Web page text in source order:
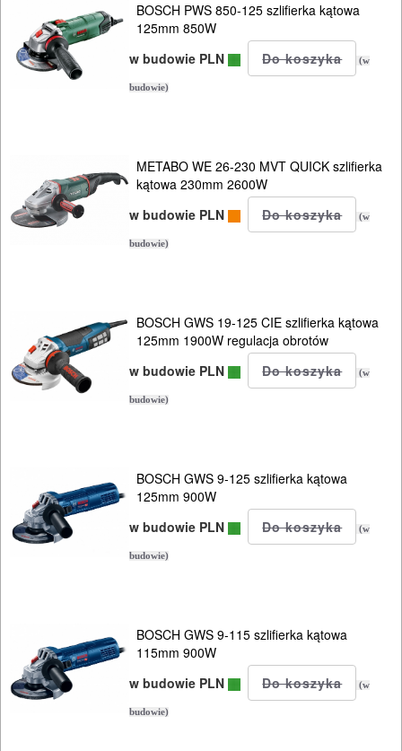
RĘCZNE
NARZĘDZIA
NARZĘDZIA
INSTALACYJNE,
PALNIKI
KOMPRESORY
NARZĘDZIA
SPAWALNICTWO
ROZRUCHOWE
PROSTOWNIKI
I
OSPRZĘT
ODZIEŻ
ROBOCZA
BOSCH PWS 850-125 szlifierka kątowa
125mm 850W
w budowie PLN
(w
budowie)
METABO WE 26-230 MVT QUICK szlifierka
kątowa 230mm 2600W
w budowie PLN
(w
budowie)
BOSCH GWS 19-125 CIE szlifierka kątowa
125mm 1900W regulacja obrotów
w budowie PLN
(w
budowie)
BOSCH GWS 9-125 szlifierka kątowa
125mm 900W
w budowie PLN
(w
budowie)
BOSCH GWS 9-115 szlifierka kątowa
115mm 900W
w budowie PLN
(w
budowie)